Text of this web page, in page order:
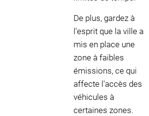
De plus, gardez à
l'esprit que la ville a
mis en place une
zone à faibles
émissions, ce qui
affecte l'accès des
véhicules à
certaines zones.